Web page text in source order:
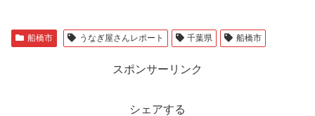
船橋市 うなぎ屋さんレポート 千葉県 船橋市
スポンサーリンク
シェアする